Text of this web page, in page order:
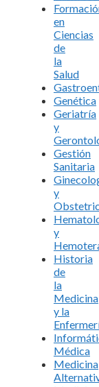
en
Ciencias
de
la
Salud
Genética
Geriatría
y
Gestión
Sanitaria
y
y
Historia
de
la
Medicina
y la
Médica
Medicina